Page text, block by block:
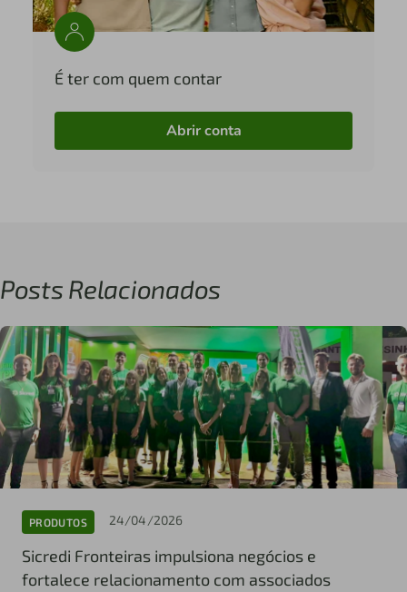
É ter com quem contar
Abrir conta
Posts Relacionados
PRODUTOS 24/04/2026
Sicredi Fronteiras impulsiona negócios e
fortalece relacionamento com associados